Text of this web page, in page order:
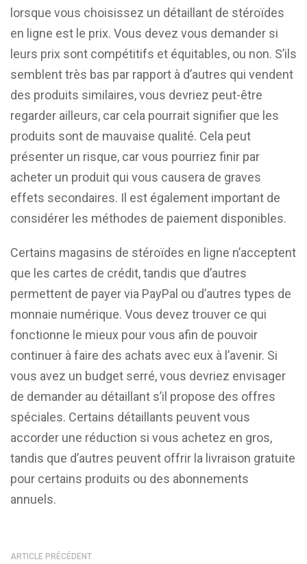
lorsque vous choisissez un détaillant de stéroïdes
en ligne est le prix. Vous devez vous demander si
leurs prix sont compétitifs et équitables, ou non. S’ils
semblent très bas par rapport à d’autres qui vendent
des produits similaires, vous devriez peut-être
regarder ailleurs, car cela pourrait signifier que les
produits sont de mauvaise qualité. Cela peut
présenter un risque, car vous pourriez finir par
acheter un produit qui vous causera de graves
effets secondaires. Il est également important de
considérer les méthodes de paiement disponibles.
Certains magasins de stéroïdes en ligne n’acceptent
que les cartes de crédit, tandis que d’autres
permettent de payer via PayPal ou d’autres types de
monnaie numérique. Vous devez trouver ce qui
fonctionne le mieux pour vous afin de pouvoir
continuer à faire des achats avec eux à l’avenir. Si
vous avez un budget serré, vous devriez envisager
de demander au détaillant s’il propose des offres
spéciales. Certains détaillants peuvent vous
accorder une réduction si vous achetez en gros,
tandis que d’autres peuvent offrir la livraison gratuite
pour certains produits ou des abonnements
annuels.
ARTICLE PRÉCÉDENT